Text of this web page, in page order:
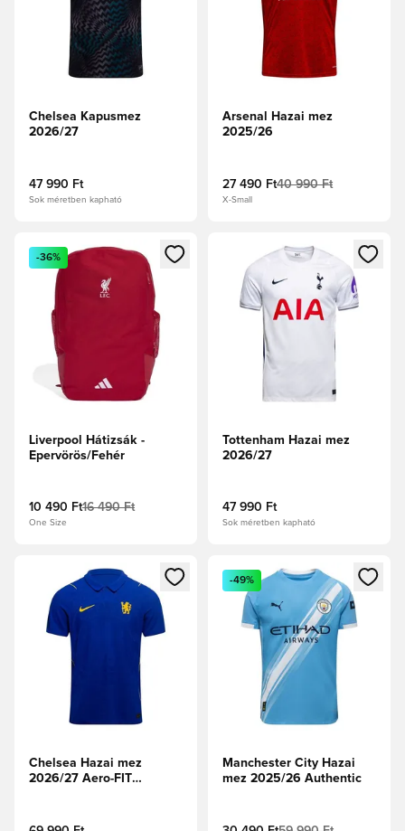
Chelsea Kapusmez
2026/27
47 990 Ft
Sok méretben kapható
Arsenal Hazai mez
2025/26
27 490 Ft40 990 Ft
X-Small
Megnyit egy modált a bejelentkezéshez vagy a tagként
-36%
Liverpool Hátizsák -
Epervörös/Fehér
10 490 Ft16 490 Ft
One Size
Megnyit egy modált a
Tottenham Hazai mez
2026/27
47 990 Ft
Sok méretben kapható
Megnyit egy modált a bejelentkezéshez vagy a tagként
Chelsea Hazai mez
2026/27 Aero-FIT
Megnyit egy modált a
-49%
Manchester City Hazai
mez 2025/26 Authentic